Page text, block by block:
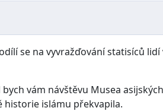
se na vyvražďování statisíců
vám návštěvu Musea
historie islámu překvapila.